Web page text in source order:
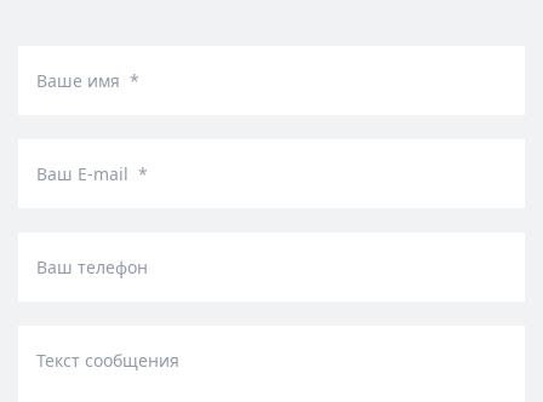
Ваше имя *
Ваш E-mail *
Ваш телефон
Текст сообщения